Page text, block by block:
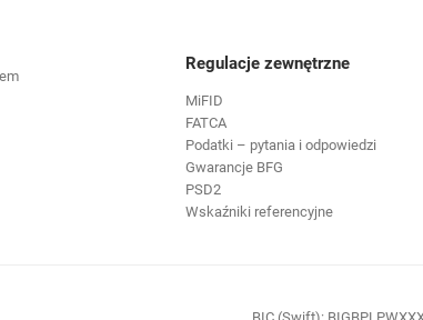
Regulacje zewnętrzne
MiFID
FATCA
Podatki – pytania i odpowiedzi
Gwarancje BFG
PSD2
Wskaźniki referencyjne